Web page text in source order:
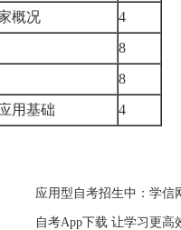
概况 4
8
8
用基础 4
应用型自考招生中：学信
自考App下载 让学习更高